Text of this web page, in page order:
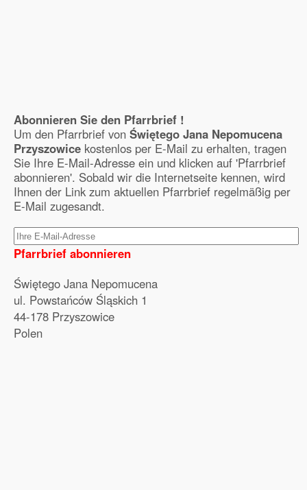
Abonnieren Sie den Pfarrbrief !
Um den Pfarrbrief von Świętego Jana Nepomucena
Przyszowice kostenlos per E-Mail zu erhalten, tragen
Sie Ihre E-Mail-Adresse ein und klicken auf 'Pfarrbrief
abonnieren'. Sobald wir die Internetseite kennen, wird
Ihnen der Link zum aktuellen Pfarrbrief regelmäßig per
E-Mail zugesandt.
Pfarrbrief abonnieren
Świętego Jana Nepomucena
ul. Powstańców Śląskich 1
44-178 Przyszowice
Polen